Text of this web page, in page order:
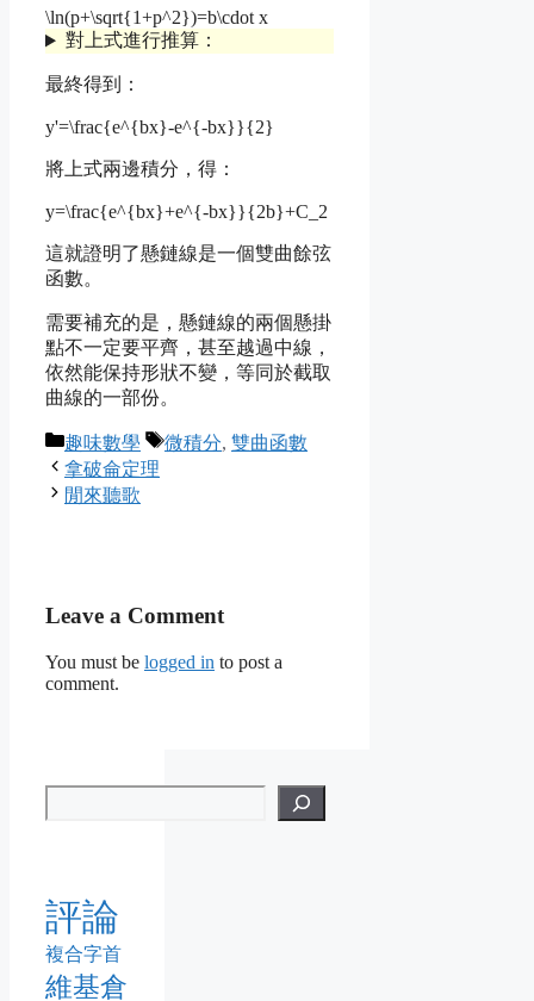
\ln(p+\sqrt{1+p^2})=b\cdot x
對上式進行推算：
最終得到：
y'=\frac{e^{bx}-e^{-bx}}{2}
將上式兩邊積分，得：
y=\frac{e^{bx}+e^{-bx}}{2b}+C_2
這就證明了懸鏈線是一個雙曲餘弦
函數。
需要補充的是，懸鏈線的兩個懸掛
點不一定要平齊，甚至越過中線，
依然能保持形狀不變，等同於截取
曲線的一部份。
Categories
趣味數學 Tags
微積分, 雙曲函數
拿破侖定理
閒來聽歌
Leave a Comment
You must be logged in to post a
comment.
評論
複合字首
維基倉